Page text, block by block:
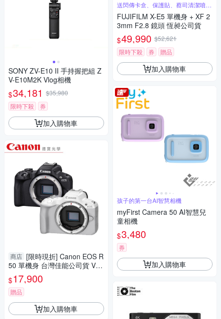
SONY ZV-E10 II 手持握把組 Z
V-E10M2K Vlog相機
$34,181 $35,980
限時下殺
券
加入購物車
商店 [限時現折] Canon EOS R
50 單機身 台灣佳能公司貨 VL
OG 超輕巧 無反
$17,900
贈品
加入購物車
送閃傳卡盒、保護貼、蔡司清潔噴霧
組
FUJIFILM X-E5 單機身 + XF 2
3mm F2.8 鏡頭 恆昶公司貨
$49,990 $52,621
限時下殺
券 贈品
加入購物車
孩子的第一台AI智慧相機
myFirst Camera 50 AI智慧兒
童相機
$3,480
券
加入購物車